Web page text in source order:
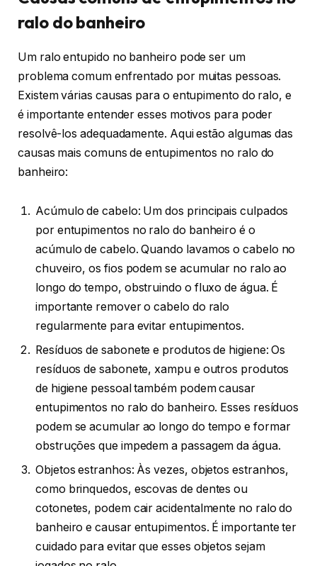
ralo do banheiro
Um ralo entupido no banheiro pode ser um
problema comum enfrentado por muitas pessoas.
Existem várias causas para o entupimento do ralo, e
é importante entender esses motivos para poder
resolvê-los adequadamente. Aqui estão algumas das
causas mais comuns de entupimentos no ralo do
banheiro:
Acúmulo de cabelo: Um dos principais culpados
por entupimentos no ralo do banheiro é o
acúmulo de cabelo. Quando lavamos o cabelo no
chuveiro, os fios podem se acumular no ralo ao
longo do tempo, obstruindo o fluxo de água. É
importante remover o cabelo do ralo
regularmente para evitar entupimentos.
Resíduos de sabonete e produtos de higiene: Os
resíduos de sabonete, xampu e outros produtos
de higiene pessoal também podem causar
entupimentos no ralo do banheiro. Esses resíduos
podem se acumular ao longo do tempo e formar
obstruções que impedem a passagem da água.
Objetos estranhos: Às vezes, objetos estranhos,
como brinquedos, escovas de dentes ou
cotonetes, podem cair acidentalmente no ralo do
banheiro e causar entupimentos. É importante ter
cuidado para evitar que esses objetos sejam